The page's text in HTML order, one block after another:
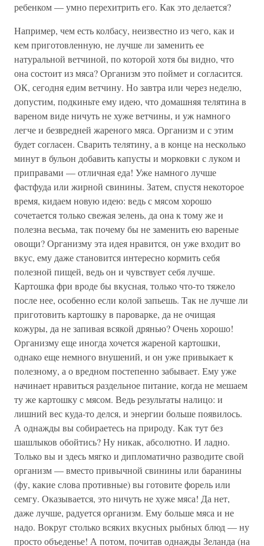
ребенком — умно перехитрить его. Как это делается?
Например, чем есть колбасу, неизвестно из чего, как и
кем приготовленную, не лучше ли заменить ее
натуральной ветчиной, по которой хотя бы видно, что
она состоит из мяса? Организм это поймет и согласится.
ОК, сегодня едим ветчину. Но завтра или через неделю,
допустим, подкиньте ему идею, что домашняя телятина в
вареном виде ничуть не хуже ветчины, и уж намного
легче и безвредней жареного мяса. Организм и с этим
будет согласен. Сварить телятину, а в конце на несколько
минут в бульон добавить капусты и морковки с луком и
приправами — отличная еда! Уже намного лучше
фастфуда или жирной свинины. Затем, спустя некоторое
время, кидаем новую идею: ведь с мясом хорошо
сочетается только свежая зелень, да она к тому же и
полезна весьма, так почему бы не заменить ею вареные
овощи? Организму эта идея нравится, он уже входит во
вкус, ему даже становится интересно кормить себя
полезной пищей, ведь он и чувствует себя лучше.
Картошка фри вроде бы вкусная, только что-то тяжело
после нее, особенно если колой запьешь. Так не лучше ли
приготовить картошку в пароварке, да не очищая
кожуры, да не запивая всякой дрянью? Очень хорошо!
Организму еще иногда хочется жареной картошки,
однако еще немного внушений, и он уже привыкает к
полезному, а о вредном постепенно забывает. Ему уже
начинает нравиться раздельное питание, когда не мешаем
ту же картошку с мясом. Ведь результаты налицо: и
лишний вес куда-то делся, и энергии больше появилось.
А однажды вы собираетесь на природу. Как тут без
шашлыков обойтись? Ну никак, абсолютно. И ладно.
Только вы и здесь мягко и дипломатично разводите свой
организм — вместо привычной свинины или баранины
(фу, какие слова противные) вы готовите форель или
семгу. Оказывается, это ничуть не хуже мяса! Да нет,
даже лучше, радуется организм. Ему больше мяса и не
надо. Вокруг столько всяких вкусных рыбных блюд — ну
просто объеденье! А потом, почитав однажды Зеланда (на